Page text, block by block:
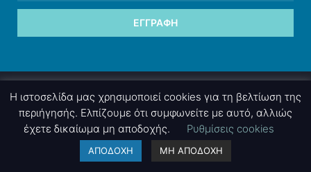
ΕΓΓΡΑΦΉ
nettings, ltd . Powered bymgk
Η ιστοσελίδα μας χρησιμοποιεί cookies για τη βελτίωση της
περιήγησής. Ελπίζουμε ότι συμφωνείτε με αυτό, αλλιώς
έχετε δικαίωμα μη αποδοχής.
Ρυθμίσεις cookies
ΑΠΟΔΟΧΗ ΜΗ ΑΠΟΔΟΧΗ